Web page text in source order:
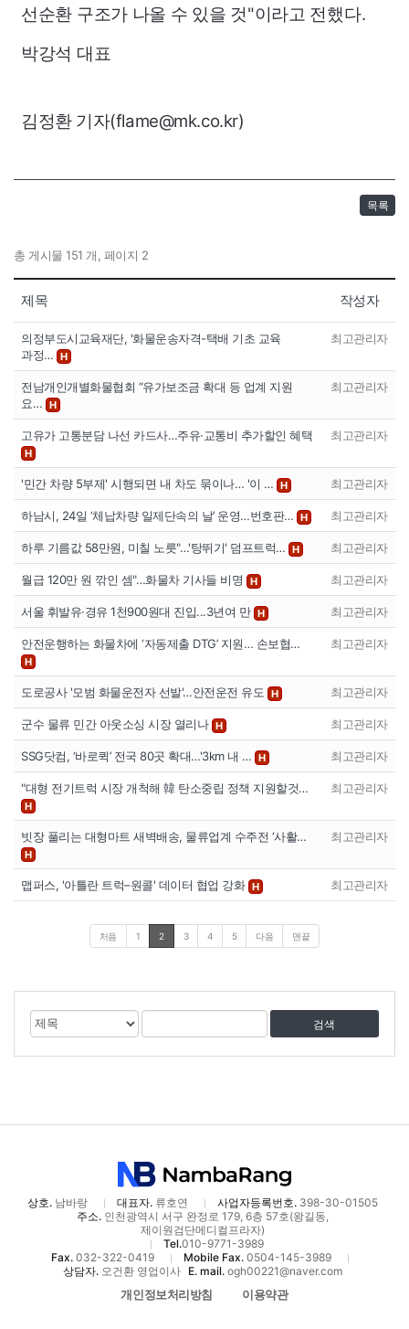
선순환 구조가 나올 수 있을 것"이라고 전했다.
박강석 대표
김정환 기자(flame@mk.co.kr)
목록
총 게시물 151 개, 페이지 2
제목 작성자
의정부도시교육재단, '화물운송자격-택배 기초 교육
과정… H
최고관리자
전남개인개별화물협회 “유가보조금 확대 등 업계 지원
요… H
최고관리자
고유가 고통분담 나선 카드사…주유·교통비 추가할인 혜택
H
최고관리자
'민간 차량 5부제' 시행되면 내 차도 묶이나… '이 … H 최고관리자
하남시, 24일 ‘체납차량 일제단속의 날’ 운영…번호판… H 최고관리자
하루 기름값 58만원, 미칠 노릇"…'탕뛰기' 덤프트럭… H 최고관리자
월급 120만 원 깎인 셈"…화물차 기사들 비명 H 최고관리자
서울 휘발유·경유 1천900원대 진입...3년여 만 H 최고관리자
안전운행하는 화물차에 ‘자동제출 DTG’ 지원… 손보협…
H
최고관리자
도로공사 '모범 화물운전자 선발'…안전운전 유도 H 최고관리자
군수 물류 민간 아웃소싱 시장 열리나 H 최고관리자
SSG닷컴, ‘바로퀵’ 전국 80곳 확대…'3km 내 … H 최고관리자
"대형 전기트럭 시장 개척해 韓 탄소중립 정책 지원할것…
H
최고관리자
빗장 풀리는 대형마트 새벽배송, 물류업계 수주전 ‘사활…
H
최고관리자
맵퍼스, '아틀란 트럭–원콜' 데이터 협업 강화 H 최고관리자
처음 1 2 3 4 5 다음 맨끝
게
물
검
색
대
검
어
상호.남바랑 대표자.류호연 사업자등록번호.398-30-01505
주소.인천광역시 서구 완정로 179, 6층 57호(왕길동,
제이원검단메디컬프라자)
Tel.010-9771-3989
Fax. 032-322-0419 Mobile Fax. 0504-145-3989
상담자.오건환 영업이사 E. mail.ogh00221@naver.com
개인정보처리방침 이용약관